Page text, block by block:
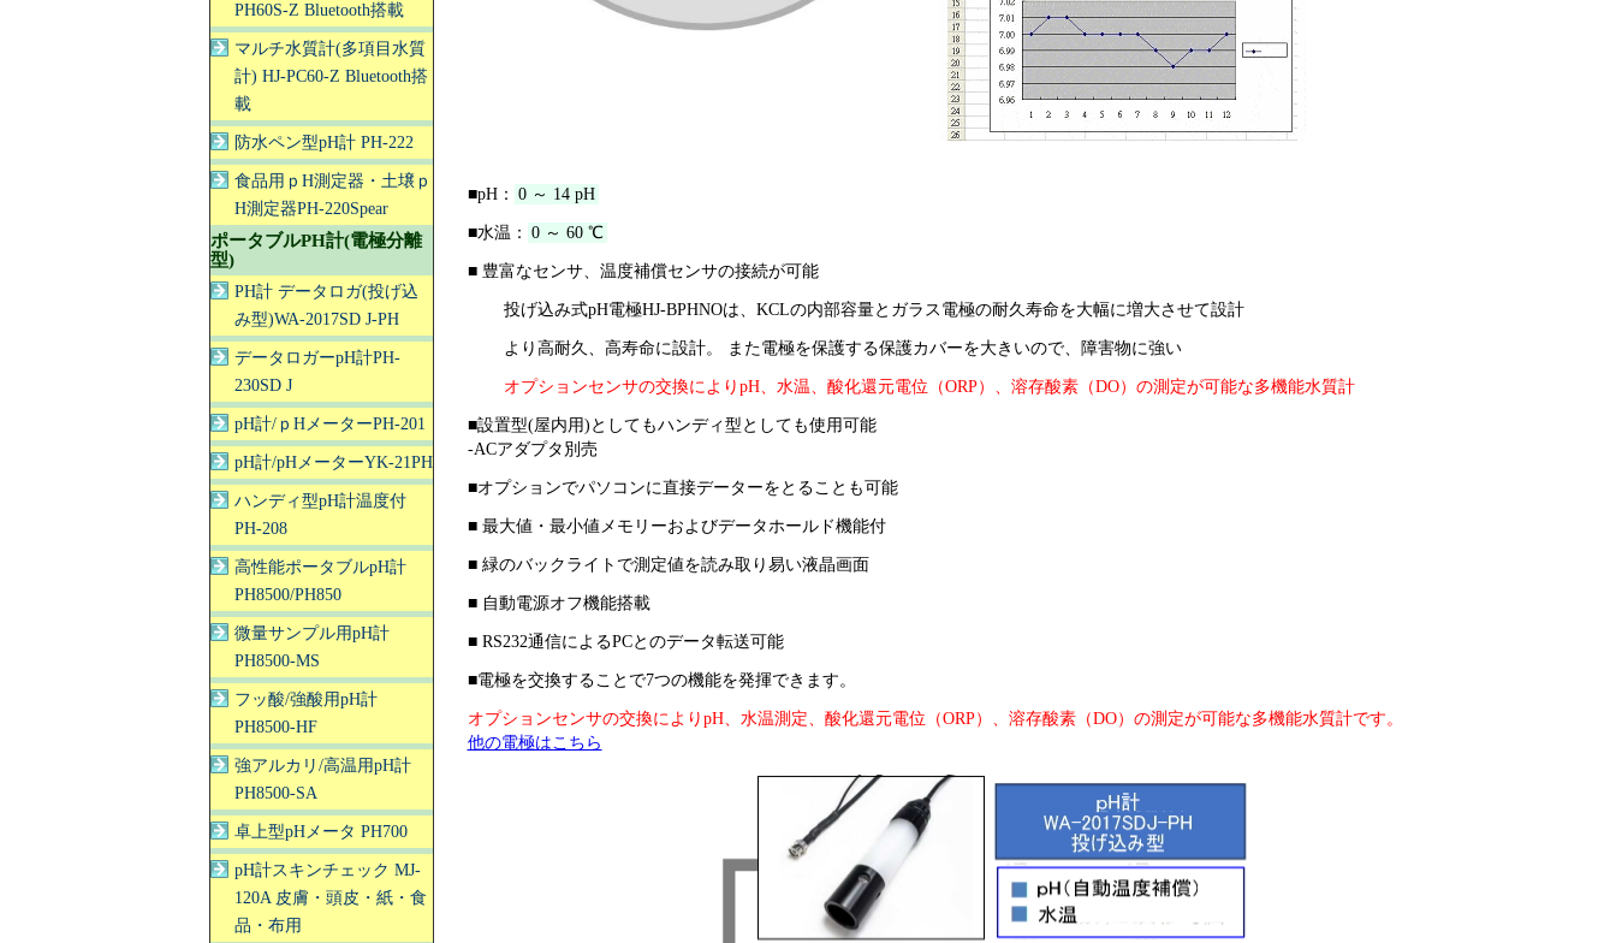
■pH： 0 ～ 14 pH
■水温： 0 ～ 60 ℃
■ 豊富なセンサ、温度補償センサの接続が可能
投げ込み式pH電極HJ-BPHNOは、KCLの内部容量とガラス電極の耐久寿命を大幅に増大させて設計
より高耐久、高寿命に設計。 また電極を保護する保護カバーを大きいので、障害物に強い
オプションセンサの交換によりpH、水温、酸化還元電位（ORP）、溶存酸素（DO）の測定が可能な多機能水質計
■設置型(屋内用)としてもハンディ型としても使用可能
-ACアダプタ別売
■オプションでパソコンに直接データーをとることも可能
■ 最大値・最小値メモリーおよびデータホールド機能付
■ 緑のバックライトで測定値を読み取り易い液晶画面
■ 自動電源オフ機能搭載
■ RS232通信によるPCとのデータ転送可能
■電極を交換することで7つの機能を発揮できます。
オプションセンサの交換によりpH、水温測定、酸化還元電位（ORP）、溶存酸素（DO）の測定が可能な多機能水質計です。
他の電極はこちら
PH60S-Z Bluetooth搭載
マルチ水質計(多項目水質
計) HJ-PC60-Z Bluetooth搭
載
防水ペン型pH計 PH-222
食品用ｐH測定器・土壌ｐ
H測定器PH-220Spear
ポータブルPH計(電極分離
型)
PH計 データロガ(投げ込
み型)WA-2017SD J-PH
データロガーpH計PH-
230SD J
pH計/ｐHメーターPH-201
pH計/pHメーターYK-21PH
ハンディ型pH計温度付
PH-208
高性能ポータブルpH計
PH8500/PH850
微量サンプル用pH計
PH8500-MS
フッ酸/強酸用pH計
PH8500-HF
強アルカリ/高温用pH計
PH8500-SA
卓上型pHメータ PH700
pH計スキンチェック MJ-
120A 皮膚・頭皮・紙・食
品・布用